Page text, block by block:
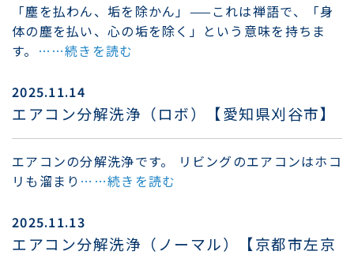
「塵を払わん、垢を除かん」——これは禅語で、「身
体の塵を払い、心の垢を除く」という意味を持ちま
す。 ……続きを読む
2025.11.14
エアコン分解洗浄（ロボ）【愛知県刈谷市】
エアコンの分解洗浄です。 リビングのエアコンはホコ
リも溜まり ……続きを読む
2025.11.13
エアコン分解洗浄（ノーマル）【京都市左京